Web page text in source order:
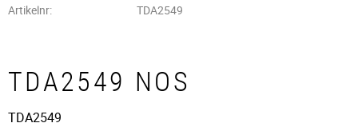
Artikelnr
TDA2549
TDA2549 NOS
TDA2549